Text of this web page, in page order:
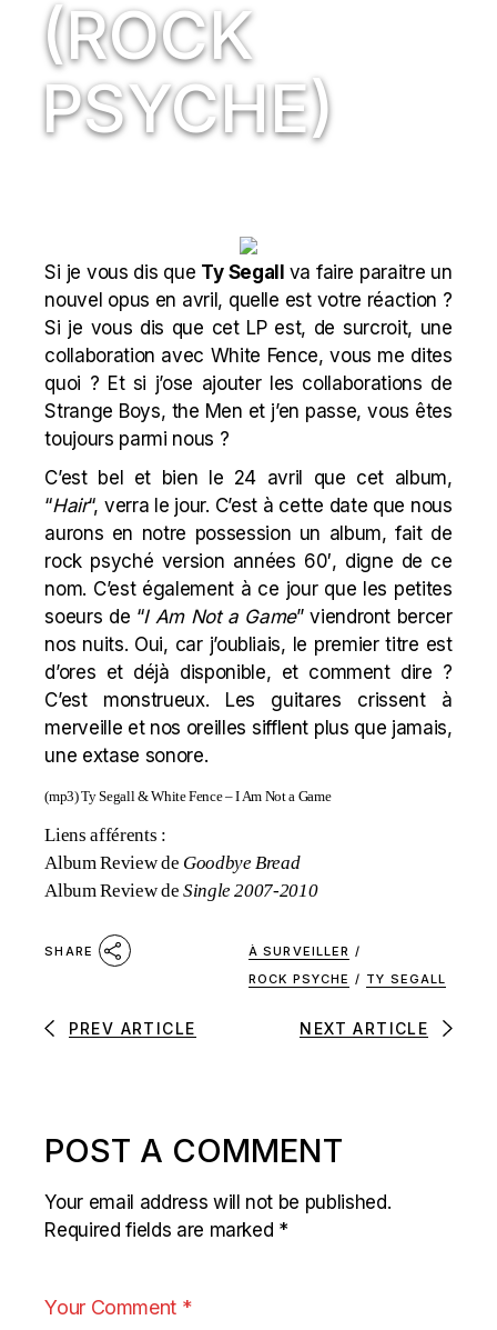
(ROCK
PSYCHE)
Si je vous dis que Ty Segall va faire paraitre un
nouvel opus en avril, quelle est votre réaction ?
Si je vous dis que cet LP est, de surcroit, une
collaboration avec White Fence, vous me dites
quoi ? Et si j’ose ajouter les collaborations de
Strange Boys, the Men et j’en passe, vous êtes
toujours parmi nous ?
C’est bel et bien le 24 avril que cet album,
“Hair“, verra le jour. C’est à cette date que nous
aurons en notre possession un album, fait de
rock psyché version années 60′, digne de ce
nom. C’est également à ce jour que les petites
soeurs de “I Am Not a Game” viendront bercer
nos nuits. Oui, car j’oubliais, le premier titre est
d’ores et déjà disponible, et comment dire ?
C’est monstrueux. Les guitares crissent à
merveille et nos oreilles sifflent plus que jamais,
une extase sonore.
(mp3)Ty Segall & White Fence – I Am Not a Game
Liens afférents :
Album Review de Goodbye Bread
Album Review de Single 2007-2010
SHARE À SURVEILLER /
ROCK PSYCHE / TY SEGALL
PREV ARTICLE NEXT ARTICLE
POST A COMMENT
Your email address will not be published.
Required fields are marked *